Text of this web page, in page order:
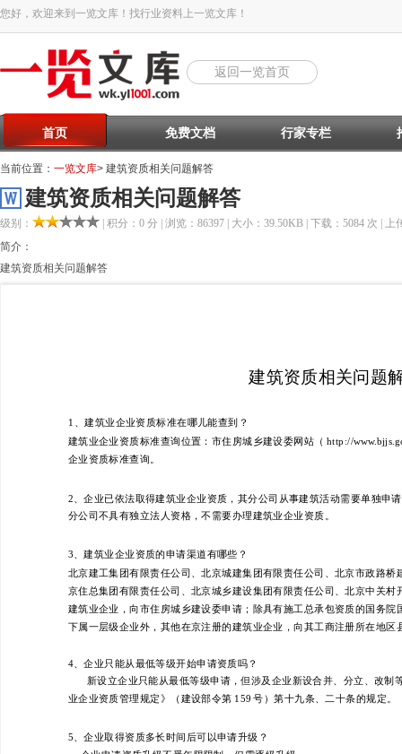
您好，欢迎来到一览文库！找行业资料上一览文库！
返回一览首页
首页 免费文档 行家专栏
当前位置： 一览文库> 建筑资质相关问题解答
建筑资质相关问题解答
级别：
| 积分：0 分 | 浏览：86397 | 大小：39.50KB | 下载：5084 次 | 上
简介：
建筑资质相关问题解答